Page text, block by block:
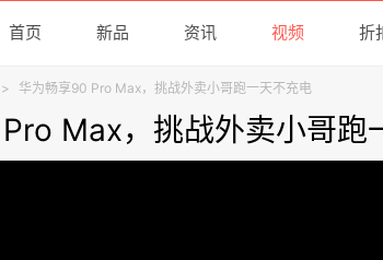
首页 新品 资讯 视频 折
> 华为畅享90 Pro Max，挑战外卖小哥跑一天不充电
Max，挑战外卖小哥跑